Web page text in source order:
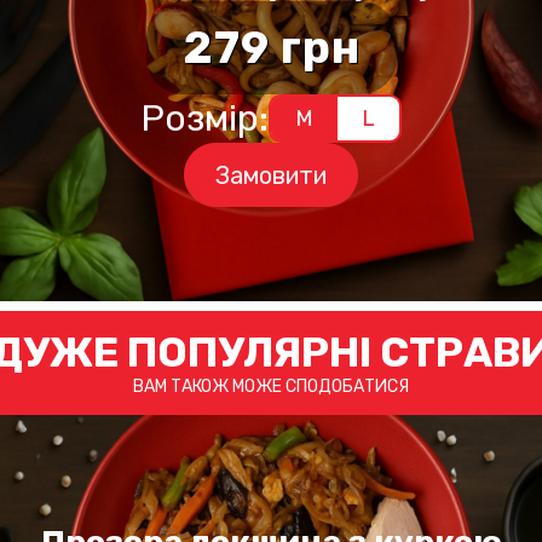
279грн
Розмір:
Замовити
Цей
товар
має
кілька
варіантів.
Параметри
вибрати
на
сторінці
товару
ПОПУЛЯРНІ
ВАМ ТАКОЖ МОЖЕ СПОДОБАТИСЯ